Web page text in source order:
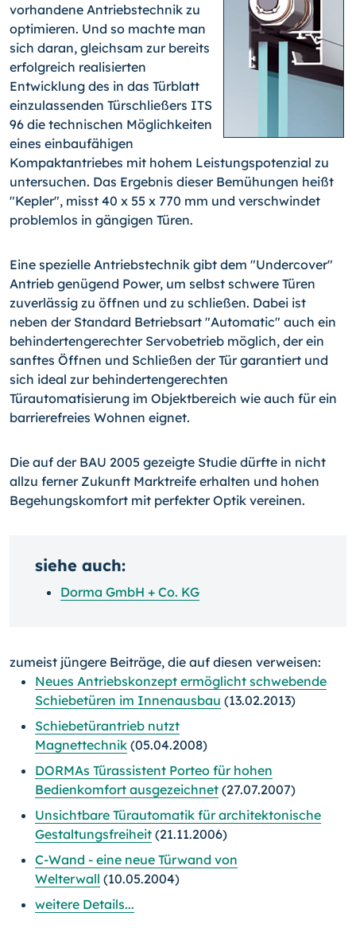
vorhandene Antriebstechnik zu
optimieren. Und so machte man
sich daran, gleichsam zur bereits
erfolgreich realisierten
Entwicklung des in das Türblatt
einzulassenden Türschließers ITS
96 die technischen Möglichkeiten
eines einbaufähigen
Kompaktantriebes mit hohem Leistungspotenzial zu
untersuchen. Das Ergebnis dieser Bemühungen heißt
"Kepler", misst 40 x 55 x 770 mm und verschwindet
problemlos in gängigen Türen.
Eine spezielle Antriebstechnik gibt dem "Undercover"
Antrieb genügend Power, um selbst schwere Türen
zuverlässig zu öffnen und zu schließen. Dabei ist
neben der Standard Betriebsart "Automatic" auch ein
behindertengerechter Servobetrieb möglich, der ein
sanftes Öffnen und Schließen der Tür garantiert und
sich ideal zur behindertengerechten
Türautomatisierung im Objektbereich wie auch für ein
barrierefreies Wohnen eignet.
Die auf der BAU 2005 gezeigte Studie dürfte in nicht
allzu ferner Zukunft Marktreife erhalten und hohen
Begehungskomfort mit perfekter Optik vereinen.
siehe auch:
Dorma GmbH + Co. KG
zumeist jüngere Beiträge, die auf diesen verweisen:
Neues Antriebskonzept ermöglicht schwebende
Schiebetüren im Innenausbau (13.02.2013)
Schiebetürantrieb nutzt
Magnettechnik (05.04.2008)
DORMAs Türassistent Porteo für hohen
Bedienkomfort ausgezeichnet (27.07.2007)
Unsichtbare Türautomatik für architektonische
Gestaltungsfreiheit (21.11.2006)
C-Wand - eine neue Türwand von
Welterwall (10.05.2004)
weitere Details...